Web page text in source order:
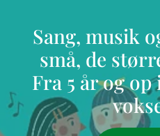
Sang, musik
små, de
Fra 5 år og